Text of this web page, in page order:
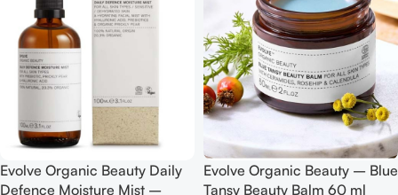
Evolve Organic Beauty Daily
Defence Moisture Mist –
Evolve Organic Beauty – Blue
Tansy Beauty Balm 60 ml